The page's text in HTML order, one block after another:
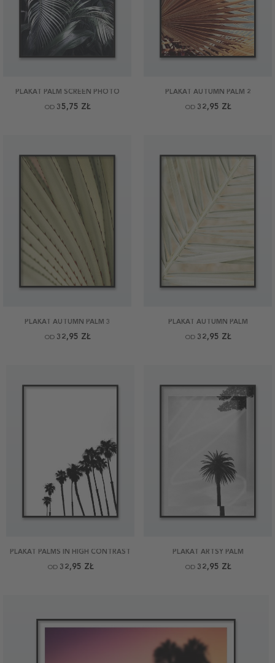
PLAKAT PALM SCREEN PHOTO
OD 35,75 ZŁ
PLAKAT AUTUMN PALM 2
OD 32,95 ZŁ
PLAKAT AUTUMN PALM 3
OD 32,95 ZŁ
PLAKAT AUTUMN PALM
OD 32,95 ZŁ
PLAKAT PALMS IN HIGH CONTRAST
OD 32,95 ZŁ
PLAKAT ARTSY PALM
OD 32,95 ZŁ